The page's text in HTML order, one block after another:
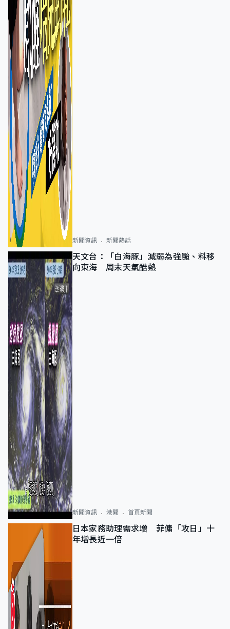
新聞資訊 新聞熱話
天文台：「白海豚」減弱為強颱、料移
向東海 周末天氣酷熱
新聞資訊 港聞 首頁新聞
日本家務助理需求增 菲傭「攻日」十
年增長近一倍